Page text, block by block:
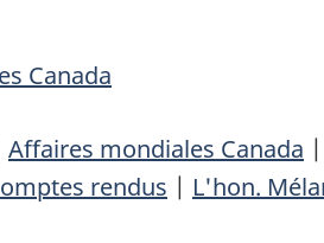
Canada
Affaires mondiales Canada |
rendus | L'hon.